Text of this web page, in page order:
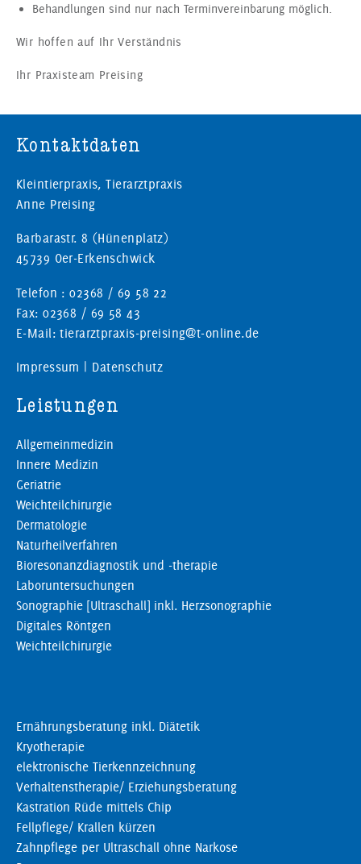
Behandlungen sind nur nach Terminvereinbarung möglich.
Wir hoffen auf Ihr Verständnis
Ihr Praxisteam Preising
Kontaktdaten
Kleintierpraxis, Tierarztpraxis
Anne Preising
Barbarastr. 8 (Hünenplatz)
45739 Oer-Erkenschwick
Telefon : 02368 / 69 58 22
Fax: 02368 / 69 58 43
E-Mail: tierarztpraxis-preising@t-online.de
Impressum | Datenschutz
Leistungen
Allgemeinmedizin
Innere Medizin
Geriatrie
Weichteilchirurgie
Dermatologie
Naturheilverfahren
Bioresonanzdiagnostik und -therapie
Laboruntersuchungen
Sonographie [Ultraschall] inkl. Herzsonographie
Digitales Röntgen
Weichteilchirurgie
Ernährungsberatung inkl. Diätetik
Kryotherapie
elektronische Tierkennzeichnung
Verhaltenstherapie/ Erziehungsberatung
Kastration Rüde mittels Chip
Fellpflege/ Krallen kürzen
Zahnpflege per Ultraschall ohne Narkose